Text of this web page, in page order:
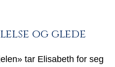
og glede
tar Elisabeth for seg